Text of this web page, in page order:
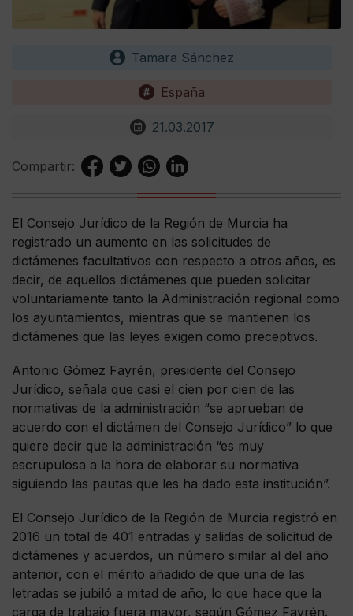
Tamara Sánchez
España
21.03.2017
Compartir:
El Consejo Jurídico de la Región de Murcia ha
registrado un aumento en las solicitudes de
dictámenes facultativos con respecto a otros años, es
decir, de aquellos dictámenes que pueden solicitar
voluntariamente tanto la Administración regional como
los ayuntamientos, mientras que se mantienen los
dictámenes que las leyes exigen como preceptivos.
Antonio Gómez Fayrén, presidente del Consejo
Jurídico, señala que casi el cien por cien de las
normativas de la administración “se aprueban de
acuerdo con el dictámen del Consejo Jurídico” lo que
quiere decir que la administración “es muy
escrupulosa a la hora de elaborar su normativa
siguiendo las pautas que les ha dado esta institución”.
El Consejo Jurídico de la Región de Murcia registró en
2016 un total de 401 entradas y salidas de solicitud de
dictámenes y acuerdos, un número similar al del año
anterior, con el mérito añadido de que una de las
letradas se jubiló a mitad de año, lo que hace que la
carga de trabajo fuera mayor, según Gómez Fayrén.